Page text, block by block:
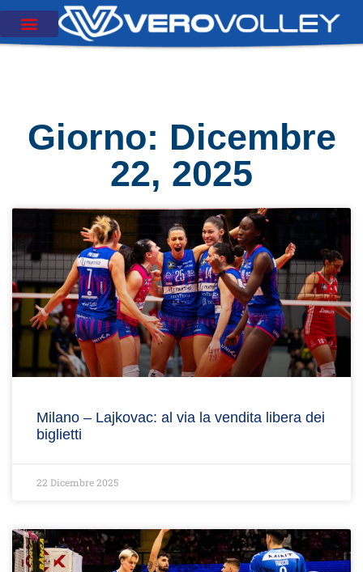
Giorno: Dicembre
22, 2025
Milano – Lajkovac: al via la vendita libera dei
biglietti
22 Dicembre 2025